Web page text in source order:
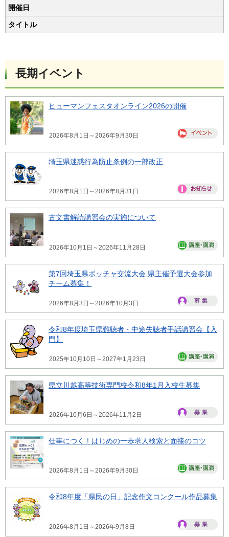
開催日
タイトル
長期イベント
ヒューマンフェスタオンライン2026の開催
2026年8月1日～2026年9月30日
埼玉県迷惑行為防止条例の一部改正
2026年8月1日～2026年8月31日
古文書解読講習会の実施について
2026年10月1日～2026年11月28日
第7回埼玉県ボッチャ交流大会 県主催予選大会参加
チーム募集！
2026年8月3日～2026年10月3日
令和8年度埼玉県難聴者・中途失聴者手話講習会【入
門】
2025年10月10日～2027年1月23日
県立川越高等技術専門校令和8年1月入校生募集
2026年10月6日～2026年11月2日
仕事につく！はじめの一歩求人検索と面接のコツ
2026年8月1日～2026年9月30日
令和8年度「県民の日」記念作文コンクール作品募集
2026年8月1日～2026年9月8日